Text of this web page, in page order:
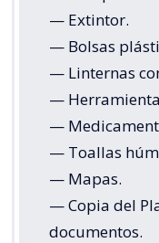
— Extintor.
— Bolsas
— Linternas
—
—
— Toallas
— Mapas.
— Copia del
documentos.